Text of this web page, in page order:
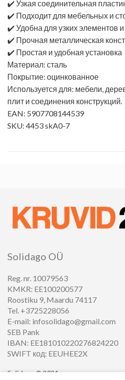
✔️ Узкая соединительная
✔️ Подходит для мебельных и
✔️ Удобна для узких элементов
✔️ Прочная металлическая
✔️ Простая и удобная установка
Материал: сталь
Покрытие: оцинкованное
Используется для: мебели,
плит и соединения конструкций.
EAN: 5907708144539
SKU: 4453 skA0-7
Solidago OÜ
Reg. nr. 10079563
KMKR: EE100200577
Roostiku 9, Maardu 74117
Tel. +3725228056
E-mail: infosolidago@gmail.com
SEB Pank
IBAN: EE181010220276824220
SWIFT код: EEUHEE2X
Solidago ©2021